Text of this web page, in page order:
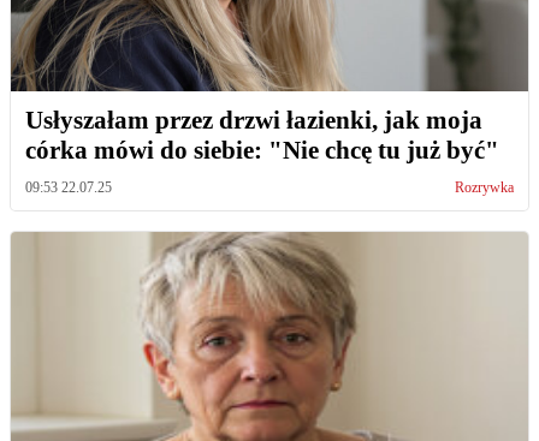
Usłyszałam przez drzwi łazienki, jak moja
córka mówi do siebie: "Nie chcę tu już być"
09:53 22.07.25 Rozrywka